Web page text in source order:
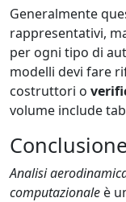
Generalmente
rappresentativi,
per ogni tipo di
modelli devi fare
costruttori o
volume include
Conclusione
Analisi
computazionale è